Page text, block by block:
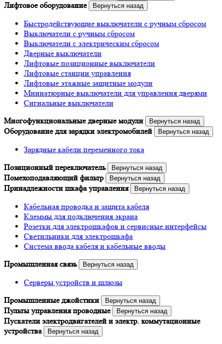
Лифтовое оборудование Вернуться назад
Быстродействующие выключатели с ручным сбросом
Выключатели с ручным сбросом
Выключатели с электрическим сбросом
Дверные выключатели
Лифтовые позиционные выключатели
Лифтовые станции управления
Лифтовые этажные защитные модули
Миниатюрные выключатели для управления дверями
Сигнальные выключатели
Многофункциональные дверные модули
Вернуться назад
Оборудование для зарядки электромобилей Вернуться назад
Зарядные кабели переменного тока
Позиционный переключатель
Вернуться назад
Помехоподавляющий фильтр Вернуться назад
Принадлежности шкафа управления Вернуться назад
Кабельная проводка и защита кабеля
Клеммы для подключения экрана
Розетки для электрошкафов и сервисные интерфейсы
Светильники для электрошкафа
Система ввода кабеля и кабельные вводы
Промышленная связь
Вернуться назад
Серверы устройств и шлюзы
Промышленные джойстики
Вернуться назад
Пульты управления проводные Вернуться назад
Пускатели электродвигателей и электр. коммутационные
устройства
Вернуться назад